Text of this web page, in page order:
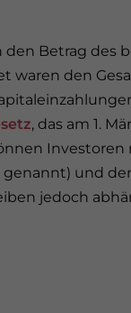
Betrag des
waren den
, das am 1.
genannt) und
jedoch